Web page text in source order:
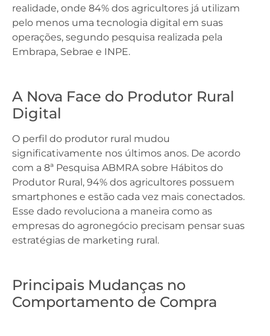
realidade, onde 84% dos agricultores já utilizam
pelo menos uma tecnologia digital em suas
operações, segundo pesquisa realizada pela
Embrapa, Sebrae e INPE.
A Nova Face do Produtor Rural
Digital
O perfil do produtor rural mudou
significativamente nos últimos anos. De acordo
com a 8ª Pesquisa ABMRA sobre Hábitos do
Produtor Rural, 94% dos agricultores possuem
smartphones e estão cada vez mais conectados.
Esse dado revoluciona a maneira como as
empresas do agronegócio precisam pensar suas
estratégias de marketing rural.
Principais Mudanças no
Comportamento de Compra